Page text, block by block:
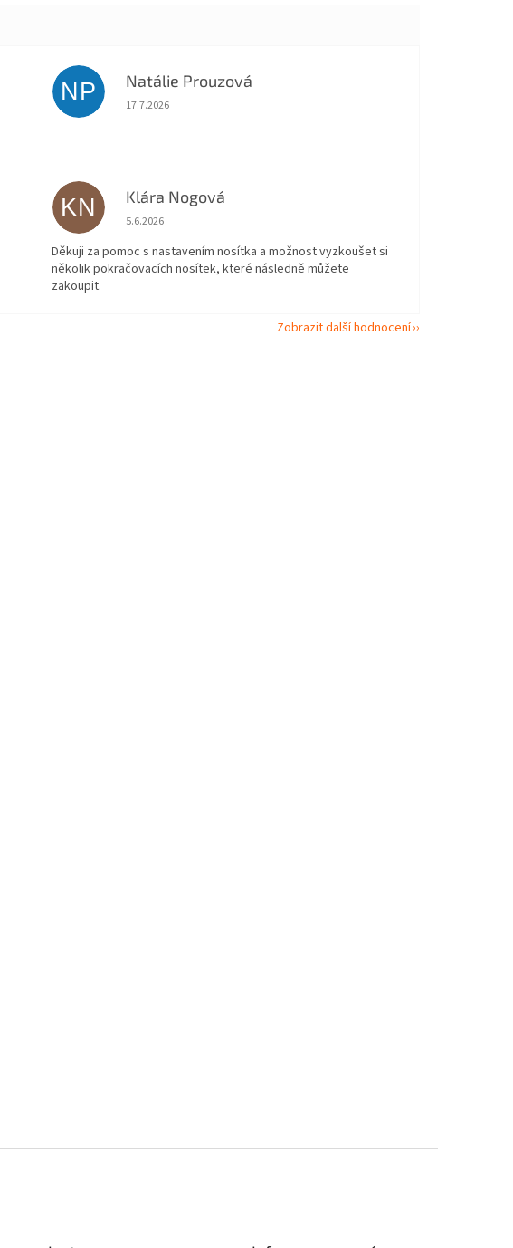
NP Natálie Prouzová
Hodnocení obchodu je 5 z 5 hvězdiček.
17.7.2026
KN Klára Nogová
Hodnocení obchodu je 5 z 5 hvězdiček.
5.6.2026
Děkuji za pomoc s nastavením nosítka a možnost vyzkoušet si
několik pokračovacích nosítek, které následně můžete
zakoupit.
Zobrazit další hodnocení